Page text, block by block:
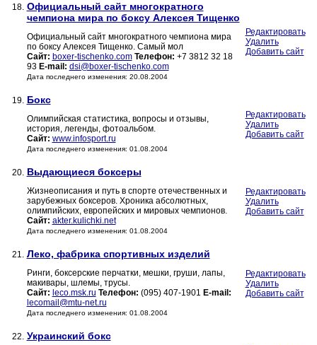
18. Официальный сайт многократного
чемпиона мира по боксу Алексея Тищенко
Официальный сайт многократного чемпиона мира
по боксу Алексея Тищенко. Самый мол
Сайт: boxer-tischenko.com Телефон: +7 3812 32 18
93 E-mail: dsi@boxer-tischenko.com
Дата последнего изменения: 20.08.2004
Редактировать
Удалить
Добавить сайт
19. Бокс
Олимпийская статистика, вопросы и отзывы,
история, легенды, фотоальбом.
Сайт: www.infosport.ru
Дата последнего изменения: 01.08.2004
Редактировать
Удалить
Добавить сайт
20. Выдающиеся боксеры
Жизнеописания и путь в спорте отечественных и
зарубежных боксеров. Хроника абсолютных,
олимпийских, европейских и мировых чемпионов.
Сайт: akter.kulichki.net
Дата последнего изменения: 01.08.2004
Редактировать
Удалить
Добавить сайт
21. Леко, фабрика спортивных изделий
Ринги, боксерские перчатки, мешки, груши, лапы,
макивары, шлемы, трусы.
Сайт: leco.msk.ru Телефон: (095) 407-1901 E-mail:
lecomail@mtu-net.ru
Дата последнего изменения: 01.08.2004
Редактировать
Удалить
Добавить сайт
22. Украинский бокс